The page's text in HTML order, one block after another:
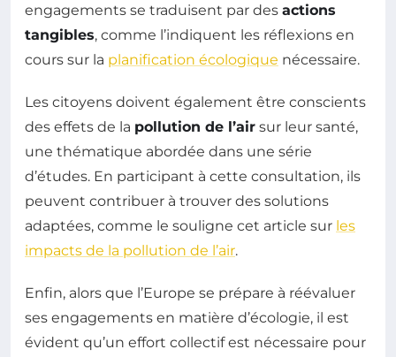
engagements se traduisent par des actions
tangibles, comme l’indiquent les réflexions en
cours sur la planification écologique nécessaire.
Les citoyens doivent également être conscients
des effets de la pollution de l’air sur leur santé,
une thématique abordée dans une série
d’études. En participant à cette consultation, ils
peuvent contribuer à trouver des solutions
adaptées, comme le souligne cet article sur les
impacts de la pollution de l’air.
Enfin, alors que l’Europe se prépare à réévaluer
ses engagements en matière d’écologie, il est
évident qu’un effort collectif est nécessaire pour